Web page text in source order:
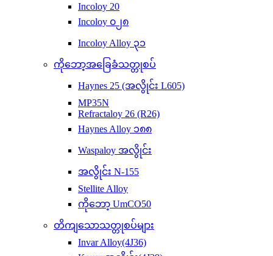
Incoloy 20
Incoloy ၀၂၈
Incoloy Alloy ၃၁
ကိုဘော့အခြေခံသတ္တုစပ်
Haynes 25 (အလွိုင်း L605)
MP35N
Refractaloy 26 (R26)
Haynes Alloy ၁၈၈
Waspaloy အလွိုင်း
အလွိုင်း N-155
Stellite Alloy
ကိုဘော့ UmCO50
တိကျသောသတ္တုစပ်များ
Invar Alloy(4J36)